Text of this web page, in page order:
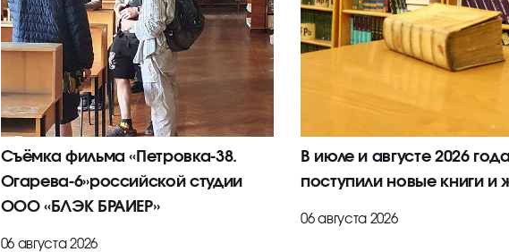
Съёмка фильма «Петровка-38.
Огарева-6»российской студии
ООО «БЛЭК БРАИЕР»
06 августа 2026
В июле и августе 2026 года
поступили новые книги и
06 августа 2026